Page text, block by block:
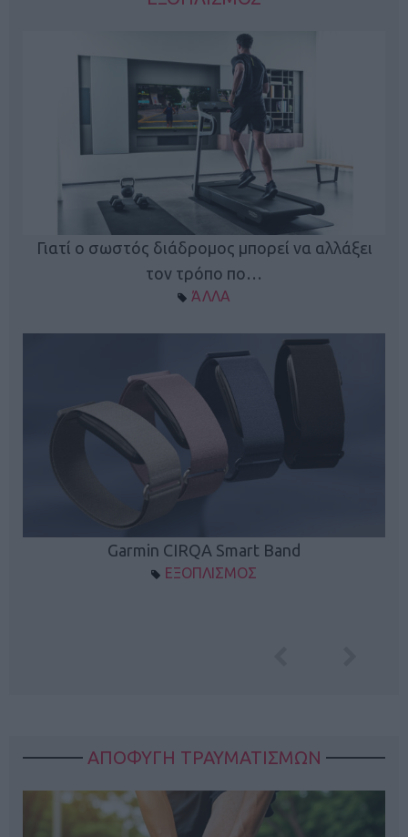
Γιατί ο σωστός διάδρομος μπορεί να αλλάξει
τον τρόπο πο…
ΆΛΛΑ
Garmin CIRQA Smart Band
ΕΞΟΠΛΙΣΜΟΣ
ΑΠΟΦΥΓΗ ΤΡΑΥΜΑΤΙΣΜΩΝ